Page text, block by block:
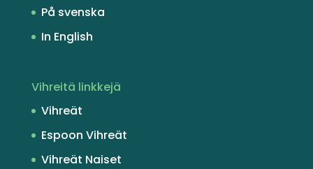
På svenska
In English
Vihreitä linkkejä
Vihreät
Espoon Vihreät
Vihreät Naiset